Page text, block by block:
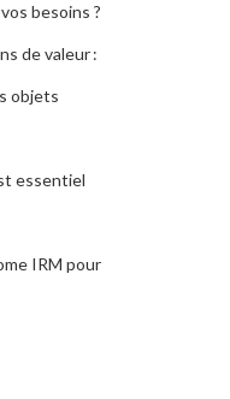
besoins ?
de valeur :
objets
essentiel
IRM pour